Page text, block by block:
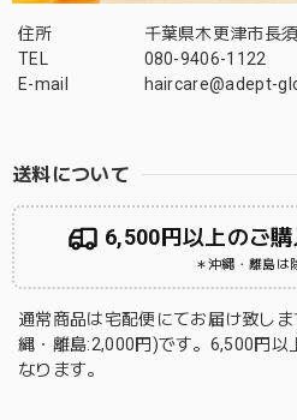
住所
千葉県木更津市長
TEL
080-9406-1122
E-mail
haircare@adept-
送料について
6,500円以上のご
＊沖縄・離島は
通常商品は宅配便にてお届け致し
縄・離島:2,000円)です。6,500円以
なります。